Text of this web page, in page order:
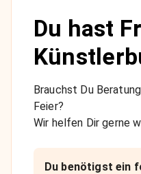
Du hast
Brauchst Du
Feier?
Wir helfen Dir gerne
Du benötigst ein